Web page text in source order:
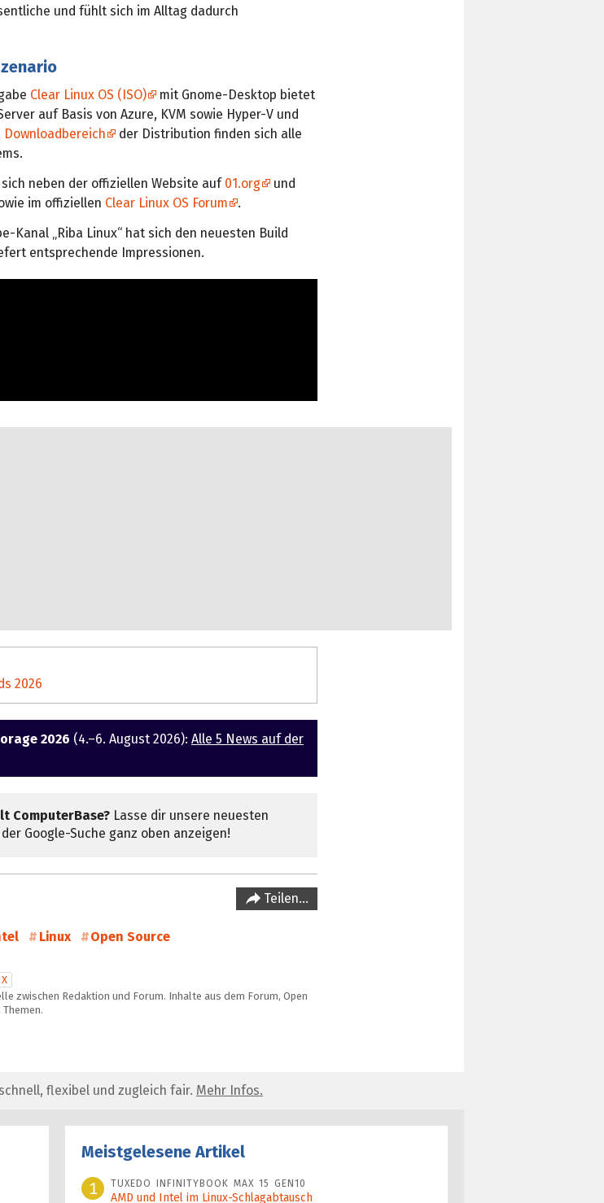
und fühlt sich im Alltag dadurch
Clear Linux OS (ISO)
mit Gnome-Desktop bietet
auf Basis von Azure, KVM sowie Hyper-V und
Downloadbereich
der Distribution finden sich alle
neben der offiziellen Website auf 01.org
und
im offiziellen Clear Linux OS Forum
.
Kanal „Riba Linux“ hat sich den neuesten Build
entsprechende Impressionen.
2026
2026 (4.–6. August 2026): Alle 5 News auf der
ComputerBase? Lasse dir unsere neuesten
Google-Suche ganz oben anzeigen!
Teilen…
Linux Open Source
X
zwischen Redaktion und Forum. Inhalte aus dem Forum, Open
flexibel und zugleich fair. Mehr Infos.
Meistgelesene Artikel
1
TUXEDO INFINITYBOOK MAX 15 GEN10
AMD und Intel im Linux-Schlagabtausch